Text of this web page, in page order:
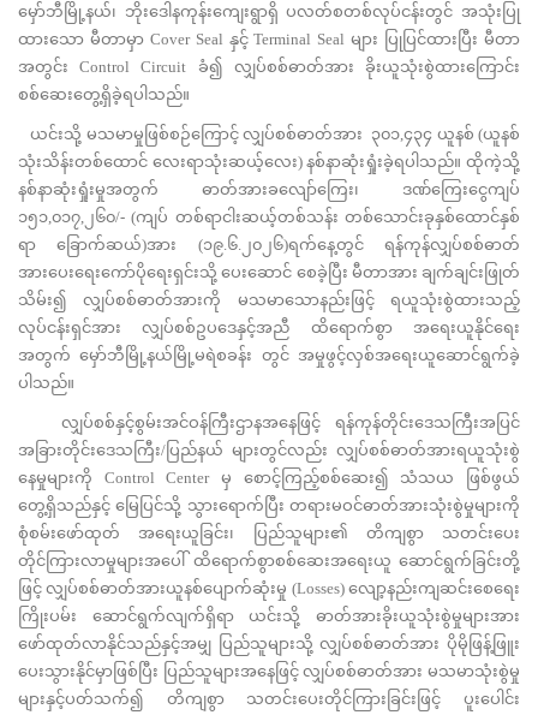
မှော်ဘီမြို့နယ်၊ ဘိုးဒေါနကုန်းကျေးရွာရှိ ပလတ်စတစ်လုပ်ငန်းတွင် အသုံးပြု
ထားသော မီတာမှာ Cover Seal နှင့် Terminal Seal များ ပြုပြင်ထားပြီး မီတာ
အတွင်း Control Circuit ခံ၍ လျှပ်စစ်ဓာတ်အား ခိုးယူသုံးစွဲထားကြောင်း
စစ်ဆေးတွေ့ရှိခဲ့ရပါသည်။
ယင်းသို့ မသမာမှုဖြစ်စဉ်ကြောင့် လျှပ်စစ်ဓာတ်အား ၃၀၁,၄၃၄ ယူနစ် (ယူနစ်
သုံးသိန်းတစ်ထောင် လေးရာသုံးဆယ့်လေး) နစ်နာဆုံးရှုံးခဲ့ရပါသည်။ ထိုကဲ့သို့
နစ်နာဆုံးရှုံးမှုအတွက် ဓာတ်အားခလျော်ကြေး၊ ဒဏ်ကြေးငွေကျပ်
၁၅၁,၀၁၇,၂၆၀/- (ကျပ် တစ်ရာငါးဆယ့်တစ်သန်း တစ်သောင်းခုနှစ်ထောင်နှစ်
ရာ ခြောက်ဆယ်)အား (၁၉.၆.၂၀၂၆)ရက်နေ့တွင် ရန်ကုန်လျှပ်စစ်ဓာတ်
အားပေးရေးကော်ပိုရေးရှင်းသို့ ပေးဆောင် စေခဲ့ပြီး မီတာအား ချက်ချင်းဖြုတ်
သိမ်း၍ လျှပ်စစ်ဓာတ်အားကို မသမာသောနည်းဖြင့် ရယူသုံးစွဲထားသည့်
လုပ်ငန်းရှင်အား လျှပ်စစ်ဥပဒေနှင့်အညီ ထိရောက်စွာ အရေးယူနိုင်ရေး
အတွက် မှော်ဘီမြို့နယ်မြို့မရဲစခန်း တွင် အမှုဖွင့်လှစ်အရေးယူဆောင်ရွက်ခဲ့
ပါသည်။
လျှပ်စစ်နှင့်စွမ်းအင်ဝန်ကြီးဌာနအနေဖြင့် ရန်ကုန်တိုင်းဒေသကြီးအပြင်
အခြားတိုင်းဒေသကြီး/ပြည်နယ် များတွင်လည်း လျှပ်စစ်ဓာတ်အားရယူသုံးစွဲ
နေမှုများကို Control Center မှ စောင့်ကြည့်စစ်ဆေး၍ သံသယ ဖြစ်ဖွယ်
တွေ့ရှိသည်နှင့် မြေပြင်သို့ သွားရောက်ပြီး တရားမဝင်ဓာတ်အားသုံးစွဲမှုများကို
စုံစမ်းဖော်ထုတ် အရေးယူခြင်း၊ ပြည်သူများ၏ တိကျစွာ သတင်းပေး
တိုင်ကြားလာမှုများအပေါ် ထိရောက်စွာစစ်ဆေးအရေးယူ ဆောင်ရွက်ခြင်းတို့
ဖြင့် လျှပ်စစ်ဓာတ်အားယူနစ်ပျောက်ဆုံးမှု (Losses) လျော့နည်းကျဆင်းစေရေး
ကြိုးပမ်း ဆောင်ရွက်လျက်ရှိရာ ယင်းသို့ ဓာတ်အားခိုးယူသုံးစွဲမှုများအား
ဖော်ထုတ်လာနိုင်သည်နှင့်အမျှ ပြည်သူများသို့ လျှပ်စစ်ဓာတ်အား ပိုမိုဖြန့်ဖြူး
ပေးသွားနိုင်မှာဖြစ်ပြီး ပြည်သူများအနေဖြင့် လျှပ်စစ်ဓာတ်အား မသမာသုံးစွဲမှု
များနှင့်ပတ်သက်၍ တိကျစွာ သတင်းပေးတိုင်ကြားခြင်းဖြင့် ပူးပေါင်း